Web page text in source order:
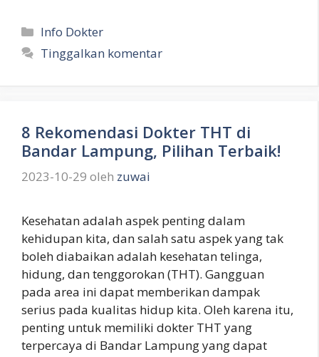
Kategori
Info Dokter
Tinggalkan komentar
8 Rekomendasi Dokter THT di
Bandar Lampung, Pilihan Terbaik!
2023-10-29 oleh zuwai
Kesehatan adalah aspek penting dalam
kehidupan kita, dan salah satu aspek yang tak
boleh diabaikan adalah kesehatan telinga,
hidung, dan tenggorokan (THT). Gangguan
pada area ini dapat memberikan dampak
serius pada kualitas hidup kita. Oleh karena itu,
penting untuk memiliki dokter THT yang
terpercaya di Bandar Lampung yang dapat